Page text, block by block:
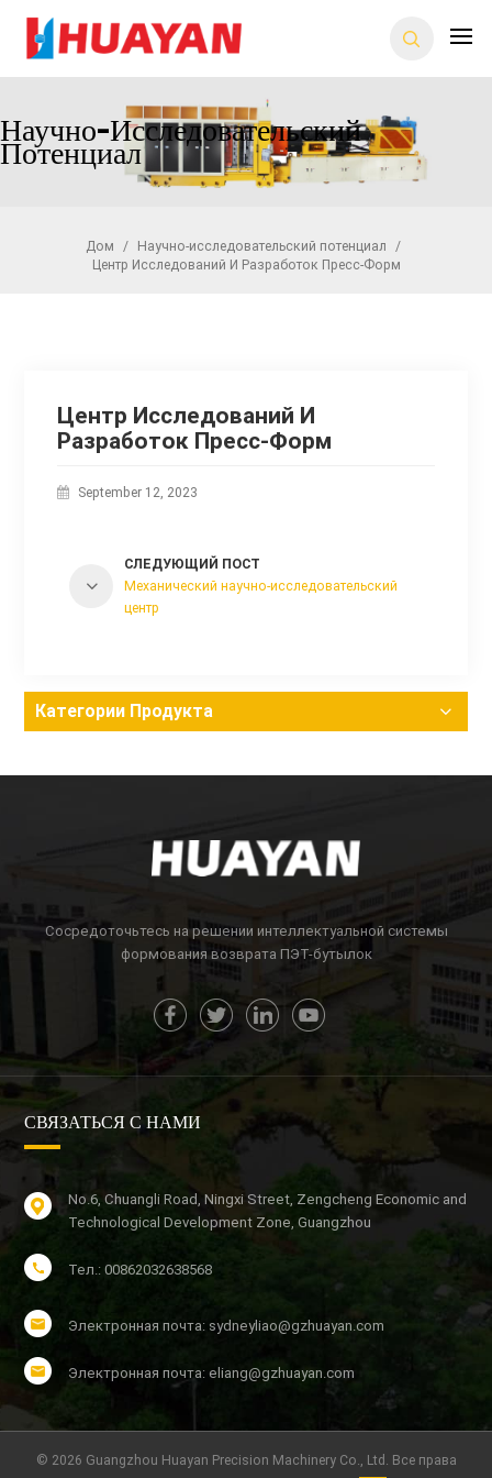
Научно-Исследовательский
Потенциал
Дом / Научно-исследовательский потенциал
/
Центр Исследований И Разработок Пресс-Форм
Центр Исследований И
Разработок Пресс-Форм
September 12, 2023
СЛЕДУЮЩИЙ ПОСТ
Механический научно-исследовательский
центр
Категории Продукта
Сосредоточьтесь на решении интеллектуальной системы
формования возврата ПЭТ-бутылок
СВЯЗАТЬСЯ С НАМИ
No.6, Chuangli Road, Ningxi Street, Zengcheng Economic and
Technological Development Zone, Guangzhou
Тел.: 00862032638568
Электронная почта: sydneyliao@gzhuayan.com
Электронная почта: eliang@gzhuayan.com
© 2026 Guangzhou Huayan Precision Machinery Co., Ltd. Все права